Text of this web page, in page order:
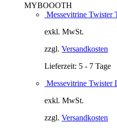
MYBOOOTH
Messevitrine Twister
exkl. MwSt.
zzgl. Versandkosten
Lieferzeit: 5 - 7 Tage
Messevitrine Twister
exkl. MwSt.
zzgl. Versandkosten